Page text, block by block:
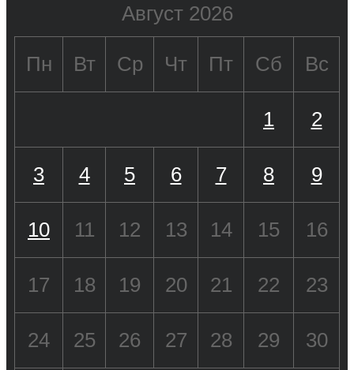
Август 2026
Пн Вт Ср Чт Пт Сб Вс
1 2
3 4 5 6 7 8 9
10 11 12 13 14 15 16
17 18 19 20 21 22 23
24 25 26 27 28 29 30